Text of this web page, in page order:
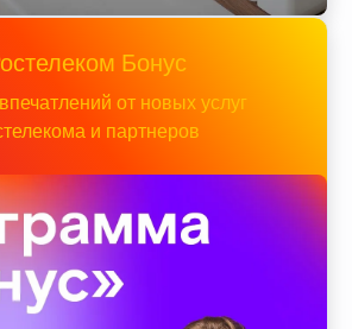
Бонус
от новых услуг
и партнеров